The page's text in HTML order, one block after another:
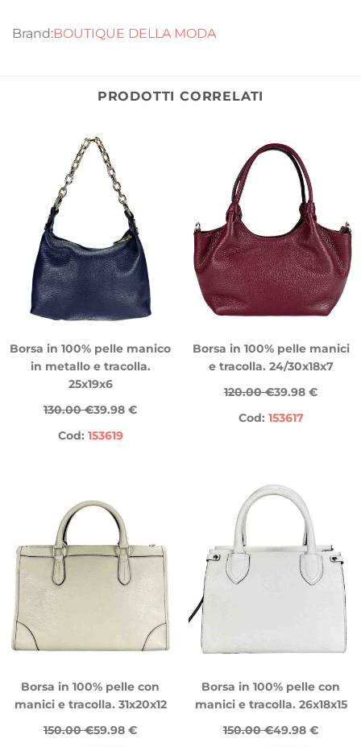
BOUTIQUE DELLA MODA
PRODOTTI CORRELATI
Borsa in 100% pelle manico
in metallo e tracolla.
25x19x6
130.00 €39.98 €
Cod: 153619
Borsa in 100% pelle manici
e tracolla. 24/30x18x7
120.00 €39.98 €
Cod: 153617
Borsa in 100% pelle con
manici e tracolla. 31x20x12
150.00 €59.98 €
Borsa in 100% pelle con
manici e tracolla. 26x18x15
150.00 €49.98 €